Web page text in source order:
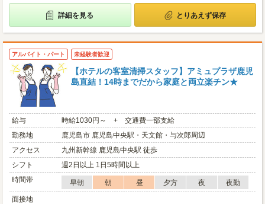
詳細を見る とりあえず保存
アルバイト・パート 未経験者歓迎
【ホテルの客室清掃スタッフ】アミュプラザ鹿児
島直結！14時までだから家庭と両立楽チン★
給与
時給1030円～ + 交通費一部支給
勤務地
鹿児島市 鹿児島中央駅・天文館・与次郎周辺
アクセス
九州新幹線 鹿児島中央駅 徒歩
シフト
週2日以上 1日5時間以上
時間帯
早朝 朝 昼 夕方 夜
夜勤
面接地